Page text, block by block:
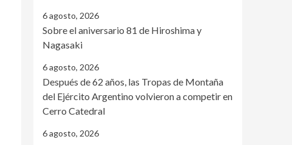
6 agosto, 2026
Sobre el aniversario 81 de Hiroshima y
Nagasaki
6 agosto, 2026
Después de 62 años, las Tropas de Montaña
del Ejército Argentino volvieron a competir en
Cerro Catedral
6 agosto, 2026